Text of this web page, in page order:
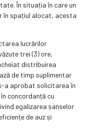
În situația în care un
în spațiul alocat, acesta
lucrărilor
trei (3) ore,
distribuirea
de timp suplimentar
a aprobat solicitarea în
concordanță cu
egalizarea șanselor
de auz și